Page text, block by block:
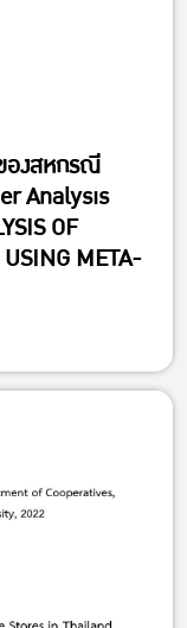
องสหกรณี
Analysis
OF
META-